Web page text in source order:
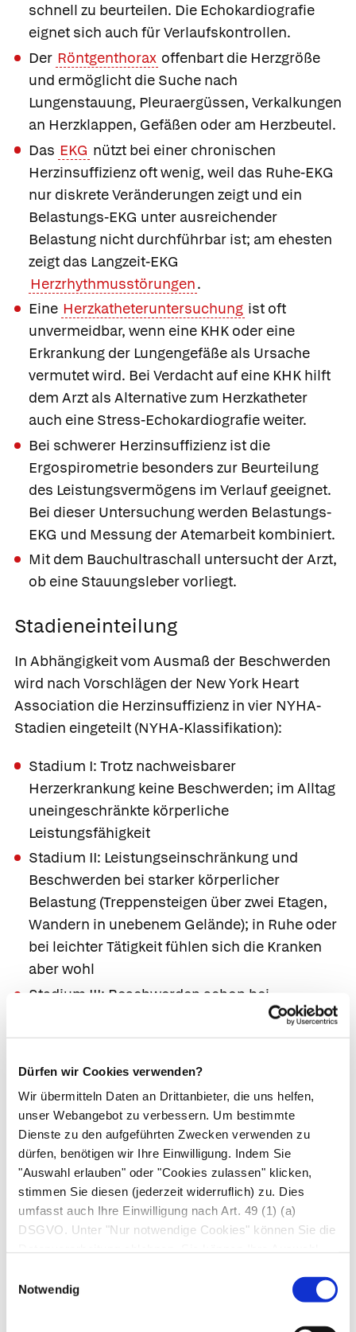
Dürfen wir Cookies verwenden?
Wir übermitteln Daten an Drittanbieter, die uns helfen,
unser Webangebot zu verbessern. Um bestimmte
Dienste zu den aufgeführten Zwecken verwenden zu
dürfen, benötigen wir Ihre Einwilligung. Indem Sie
"Auswahl erlauben" oder "Cookies zulassen" klicken,
stimmen Sie diesen (jederzeit widerruflich) zu. Dies
umfasst auch Ihre Einwilligung nach Art. 49 (1) (a)
DSGVO. Unter "Nur notwendige Cookies" können Sie die
Notwendig
schnell zu beurteilen. Die Echokardiografie
eignet sich auch für Verlaufskontrollen.
Der Röntgenthorax offenbart die Herzgröße
und ermöglicht die Suche nach
Lungenstauung, Pleuraergüssen, Verkalkungen
an Herzklappen, Gefäßen oder am Herzbeutel.
Das EKG nützt bei einer chronischen
Herzinsuffizienz oft wenig, weil das Ruhe-EKG
nur diskrete Veränderungen zeigt und ein
Belastungs-EKG unter ausreichender
Belastung nicht durchführbar ist; am ehesten
zeigt das Langzeit-EKG
Herzrhythmusstörungen.
Eine Herzkatheteruntersuchung ist oft
unvermeidbar, wenn eine KHK oder eine
Erkrankung der Lungengefäße als Ursache
vermutet wird. Bei Verdacht auf eine KHK hilft
dem Arzt als Alternative zum Herzkatheter
auch eine Stress-Echokardiografie weiter.
Bei schwerer Herzinsuffizienz ist die
Ergospirometrie besonders zur Beurteilung
des Leistungsvermögens im Verlauf geeignet.
Bei dieser Untersuchung werden Belastungs-
EKG und Messung der Atemarbeit kombiniert.
Mit dem Bauchultraschall untersucht der Arzt,
ob eine Stauungsleber vorliegt.
Stadieneinteilung
In Abhängigkeit vom Ausmaß der Beschwerden
wird nach Vorschlägen der New York Heart
Association die Herzinsuffizienz in vier NYHA-
Stadien eingeteilt (NYHA-Klassifikation):
Stadium I: Trotz nachweisbarer
Herzerkrankung keine Beschwerden; im Alltag
uneingeschränkte körperliche
Leistungsfähigkeit
Stadium II: Leistungseinschränkung und
Beschwerden bei starker körperlicher
Belastung (Treppensteigen über zwei Etagen,
Wandern in unebenem Gelände); in Ruhe oder
bei leichter Tätigkeit fühlen sich die Kranken
aber wohl
Stadium III: Beschwerden schon bei
alltäglicher leichter körperlicher Belastung wie
Gehen auf ebener Strecke; Beschwerdefreiheit
körperliche Tätigkeiten sind nicht möglich,
ohne dass Beschwerden auftreten
Behandlung
Weil die Herzinsuffizienz zwar gut behandelbar,
aber nicht heilbar ist, muss die Ärzt*in die
vielfältigen Therapiemöglichkeiten finden.